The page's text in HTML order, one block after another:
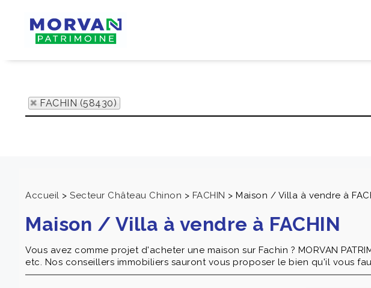
FACHIN (58430)
Accueil > Secteur Château Chinon > FACHIN > Maison / Villa à vendre à
Maison / Villa à vendre à FACHIN
Vous avez comme projet d'acheter une maison sur Fachin ? MORVAN
etc. Nos conseillers immobiliers sauront vous proposer le bien qu'il vous